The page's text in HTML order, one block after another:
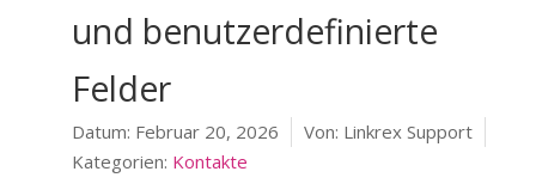
und benutzerdefinierte
Felder
Datum: Februar 20, 2026 Von: Linkrex Support
Kategorien: Kontakte